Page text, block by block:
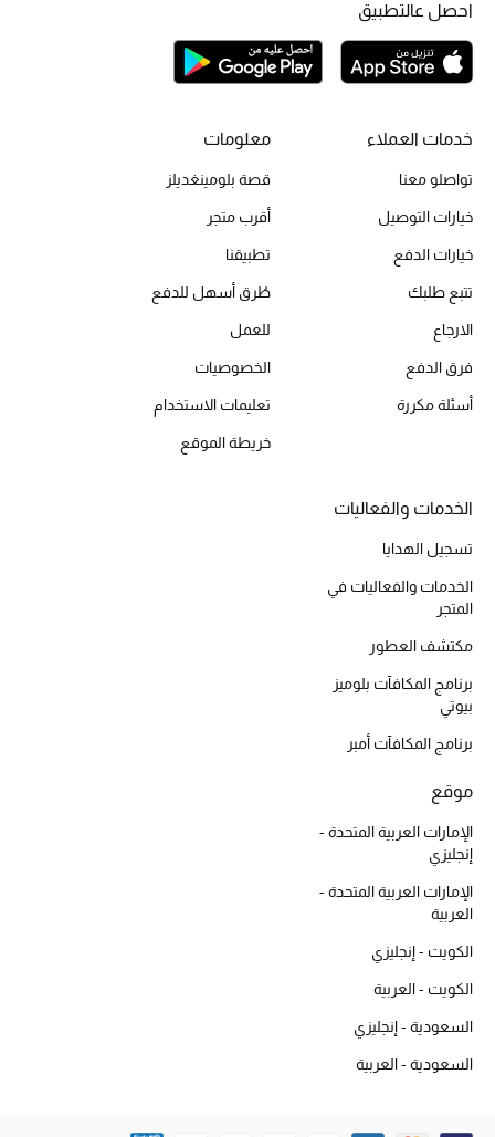
خدمات العملاء
تواصلو معنا
خيارات التوصيل
خيارات الدفع
تتبع طلبك
الارجاع
فرق الدفع
أسئلة مكررة
معلومات
قصة بلومينغديلز
أقرب متجر
تطبيقنا
طُرق أسهل للدفع
للعمل
الخصوصيات
تعليمات الاستخدام
خريطة الموقع
الخدمات والفعاليات
تسجيل الهدايا
الخدمات والفعاليات في
المتجر
مكتشف العطور
برنامج المكافآت بلوميز
بيوتي
برنامج المكافآت أمبر
موقع
الإمارات العربية المتحدة -
إنجليزي
الإمارات العربية المتحدة -
العربية
الكويت - إنجليزي
الكويت - العربية
السعودية - إنجليزي
السعودية - العربية
احصل عالتطبيق